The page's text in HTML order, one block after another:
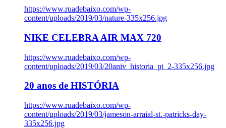
https://www.ruadebaixo.com/wp-
content/uploads/2019/03/nature-335x256.jpg
NIKE CELEBRA AIR MAX 720
https://www.ruadebaixo.com/wp-
content/uploads/2019/03/20aniv_historia_pt_2-335x256.jpg
20 anos de HISTÓRIA
https://www.ruadebaixo.com/wp-
content/uploads/2019/03/jameson-arraial-st.-patricks-day-
335x256.jpg